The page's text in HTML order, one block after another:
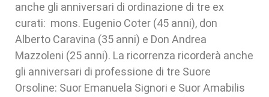
anche gli anniversari di ordinazione di tre ex
curati: mons. Eugenio Coter (45 anni), don
Alberto Caravina (35 anni) e Don Andrea
Mazzoleni (25 anni). La ricorrenza ricorderà anche
gli anniversari di professione di tre Suore
Orsoline: Suor Emanuela Signori e Suor Amabilis